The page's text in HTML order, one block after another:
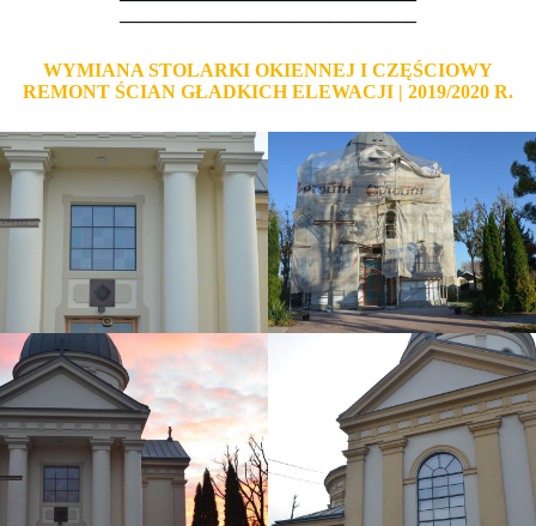
———————————————–
WYMIANA STOLARKI OKIENNEJ I CZĘŚCIOWY
REMONT ŚCIAN GŁADKICH ELEWACJI | 2019/2020 R.